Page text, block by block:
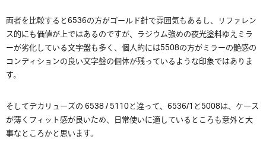
両者を比較すると6536の方がゴールド針で雰囲気もあるし、リファレン
ス的にも価値が上ではあるのですが、ラジウム強めの夜光塗料ゆえミラ
ーが劣化している文字盤も多く、個人的には5508の方がミラーの艶感の
コンディションの良い文字盤の個体が残っているような印象ではありま
す。
そしてデカリューズの 6538 / 5110と違って、6536/1と5008は、ケース
が薄くフィット感が良いため、日常使いに適しているところも意外と大
事なところかと思います。